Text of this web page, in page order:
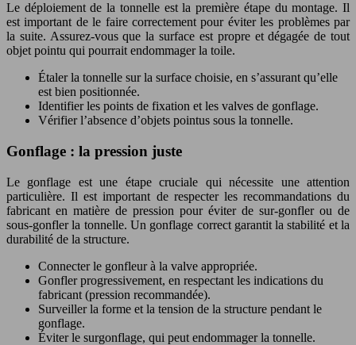
Le déploiement de la tonnelle est la première étape du montage. Il
est important de le faire correctement pour éviter les problèmes par
la suite. Assurez-vous que la surface est propre et dégagée de tout
objet pointu qui pourrait endommager la toile.
Étaler la tonnelle sur la surface choisie, en s’assurant qu’elle
est bien positionnée.
Identifier les points de fixation et les valves de gonflage.
Vérifier l’absence d’objets pointus sous la tonnelle.
Gonflage : la pression juste
Le gonflage est une étape cruciale qui nécessite une attention
particulière. Il est important de respecter les recommandations du
fabricant en matière de pression pour éviter de sur-gonfler ou de
sous-gonfler la tonnelle. Un gonflage correct garantit la stabilité et la
durabilité de la structure.
Connecter le gonfleur à la valve appropriée.
Gonfler progressivement, en respectant les indications du
fabricant (pression recommandée).
Surveiller la forme et la tension de la structure pendant le
gonflage.
Éviter le surgonflage, qui peut endommager la tonnelle.